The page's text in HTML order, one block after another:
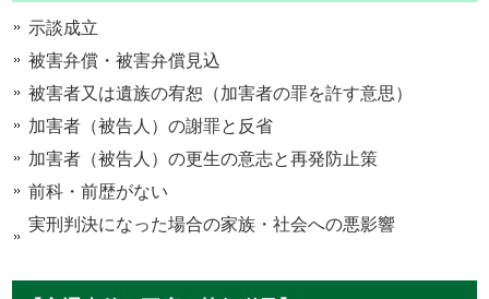
示談成立
被害弁償・被害弁償見込
被害者又は遺族の宥恕（加害者の罪を許す意思）
加害者（被告人）の謝罪と反省
加害者（被告人）の更生の意志と再発防止策
前科・前歴がない
実刑判決になった場合の家族・社会への悪影響